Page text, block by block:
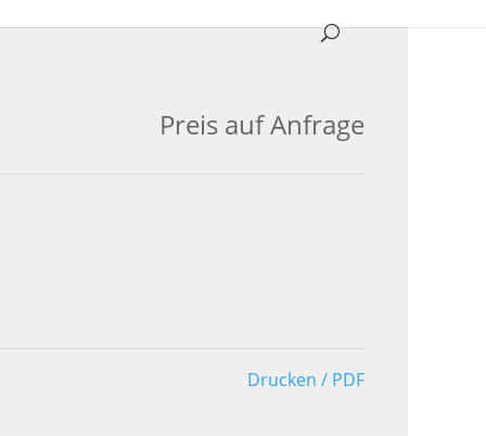
Preis auf Anfrage
Drucken / PDF